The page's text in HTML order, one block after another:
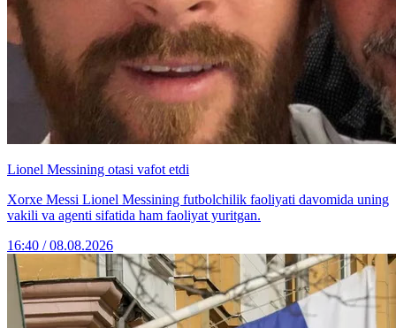
Lionel Messining otasi vafot etdi
Xorxe Messi Lionel Messining futbolchilik faoliyati davomida uning
vakili va agenti sifatida ham faoliyat yuritgan.
16:40 / 08.08.2026